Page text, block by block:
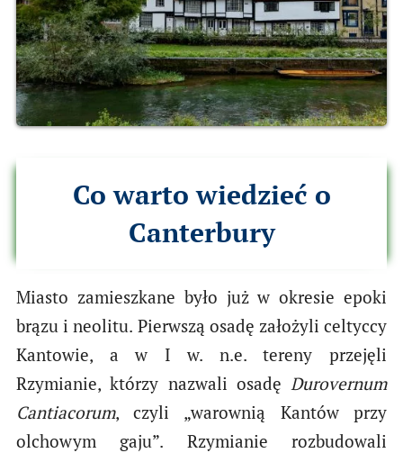
Co warto wiedzieć o
Canterbury
Miasto zamieszkane było już w okresie epoki
brązu i neolitu. Pierwszą osadę założyli celtyccy
Kantowie, a w I w. n.e. tereny przejęli
Rzymianie, którzy nazwali osadę Durovernum
Cantiacorum, czyli „warownią Kantów przy
olchowym gaju”. Rzymianie rozbudowali